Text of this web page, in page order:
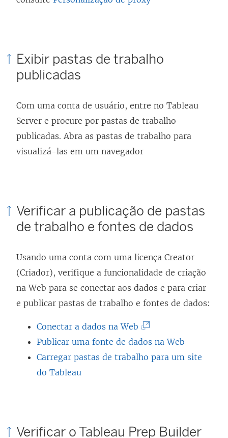
Exibir pastas de trabalho
publicadas
Com uma conta de usuário, entre no Tableau
Server e procure por pastas de trabalho
publicadas. Abra as pastas de trabalho para
visualizá-las em um navegador
Verificar a publicação de pastas
de trabalho e fontes de dados
Usando uma conta com uma licença Creator
(Criador), verifique a funcionalidade de criação
na Web para se conectar aos dados e para criar
e publicar pastas de trabalho e fontes de dados:
Conectar a dados na Web
O
l
b
Publicar uma fonte de dados na Web
Carregar pastas de trabalho para um site
do Tableau
Verificar o Tableau Prep Builder